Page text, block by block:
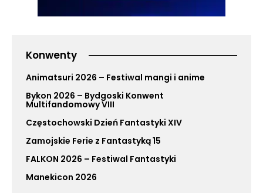
Konwenty
Animatsuri 2026 – Festiwal mangi i anime
Bykon 2026 – Bydgoski Konwent
Multifandomowy VIII
Częstochowski Dzień Fantastyki XIV
Zamojskie Ferie z Fantastyką 15
FALKON 2026 – Festiwal Fantastyki
Manekicon 2026